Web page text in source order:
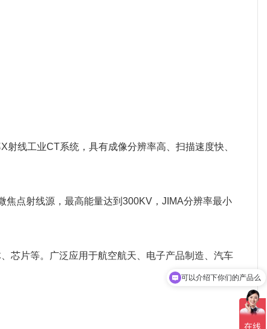
线工业CT系统，具有成像分辨率高、扫描速度快、
点射线源，最高能量达到300KV，JIMA分辨率最小
芯片等。广泛应用于航空航天、电子产品制造、汽车
可以介绍下你们的产品么